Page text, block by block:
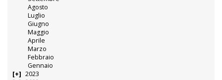
Agosto
Luglio
Giugno
Maggio
Aprile
Marzo
Febbraio
Gennaio
2023